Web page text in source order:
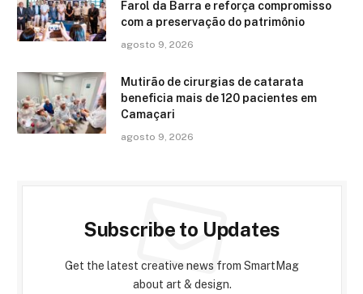
Farol da Barra e reforça compromisso
com a preservação do patrimônio
agosto 9, 2026
Mutirão de cirurgias de catarata
beneficia mais de 120 pacientes em
Camaçari
agosto 9, 2026
Subscribe to Updates
Get the latest creative news from SmartMag
about art & design.